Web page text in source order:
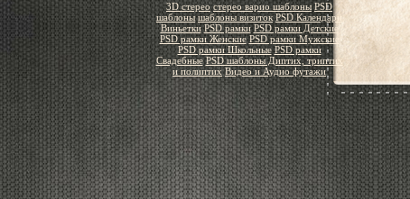
3D стерео стерео варио шаблоны PSD
шаблоны шаблоны визиток PSD Календари
Виньетки PSD рамки PSD рамки Детские
PSD рамки Женские PSD рамки Мужские
PSD рамки Школьные PSD рамки
Свадебные PSD шаблоны Диптих, триптих
и полиптих Видео и Аудио футажи